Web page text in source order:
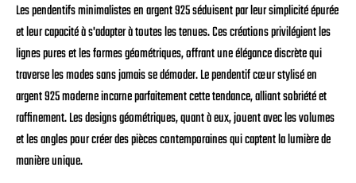
Les pendentifs minimalistes en argent 925 séduisent par leur simplicité épurée
et leur capacité à s'adapter à toutes les tenues. Ces créations privilégient les
lignes pures et les formes géométriques, offrant une élégance discrète qui
traverse les modes sans jamais se démoder. Le pendentif cœur stylisé en
argent 925 moderne incarne parfaitement cette tendance, alliant sobriété et
raffinement. Les designs géométriques, quant à eux, jouent avec les volumes
et les angles pour créer des pièces contemporaines qui captent la lumière de
manière unique.